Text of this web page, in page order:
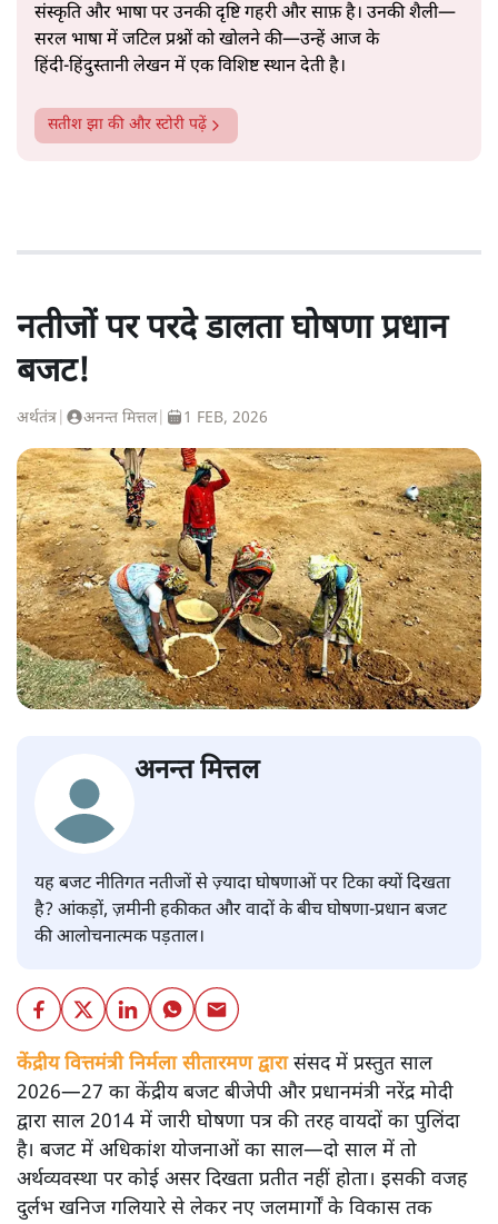
संस्कृति और भाषा पर उनकी दृष्टि गहरी और साफ़ है। उनकी शैली—
सरल भाषा में जटिल प्रश्नों को खोलने की—उन्हें आज के
हिंदी‑हिंदुस्तानी लेखन में एक विशिष्ट स्थान देती है।
सतीश झा की और स्टोरी पढ़ें
नतीजों पर परदे डालता घोषणा प्रधान
बजट!
अर्थतंत्र अनन्त मित्तल| 1 FEB, 2026
अनन्त मित्तल
यह बजट नीतिगत नतीजों से ज़्यादा घोषणाओं पर टिका क्यों दिखता
है? आंकड़ों, ज़मीनी हकीकत और वादों के बीच घोषणा-प्रधान बजट
की आलोचनात्मक पड़ताल।
केंद्रीय वित्तमंत्री निर्मला सीतारमण द्वारासंसद में प्रस्तुत साल
2026—27 का केंद्रीय बजट बीजेपी और प्रधानमंत्री नरेंद्र मोदी
द्वारा साल 2014 में जारी घोषणा पत्र की तरह वायदों का पुलिंदा
है। बजट में अधिकांश योजनाओं का साल—दो साल में तो
अर्थव्यवस्था पर कोई असर दिखता प्रतीत नहीं होता। इसकी वजह
दुर्लभ खनिज गलियारे से लेकर नए जलमार्गों के विकास तक